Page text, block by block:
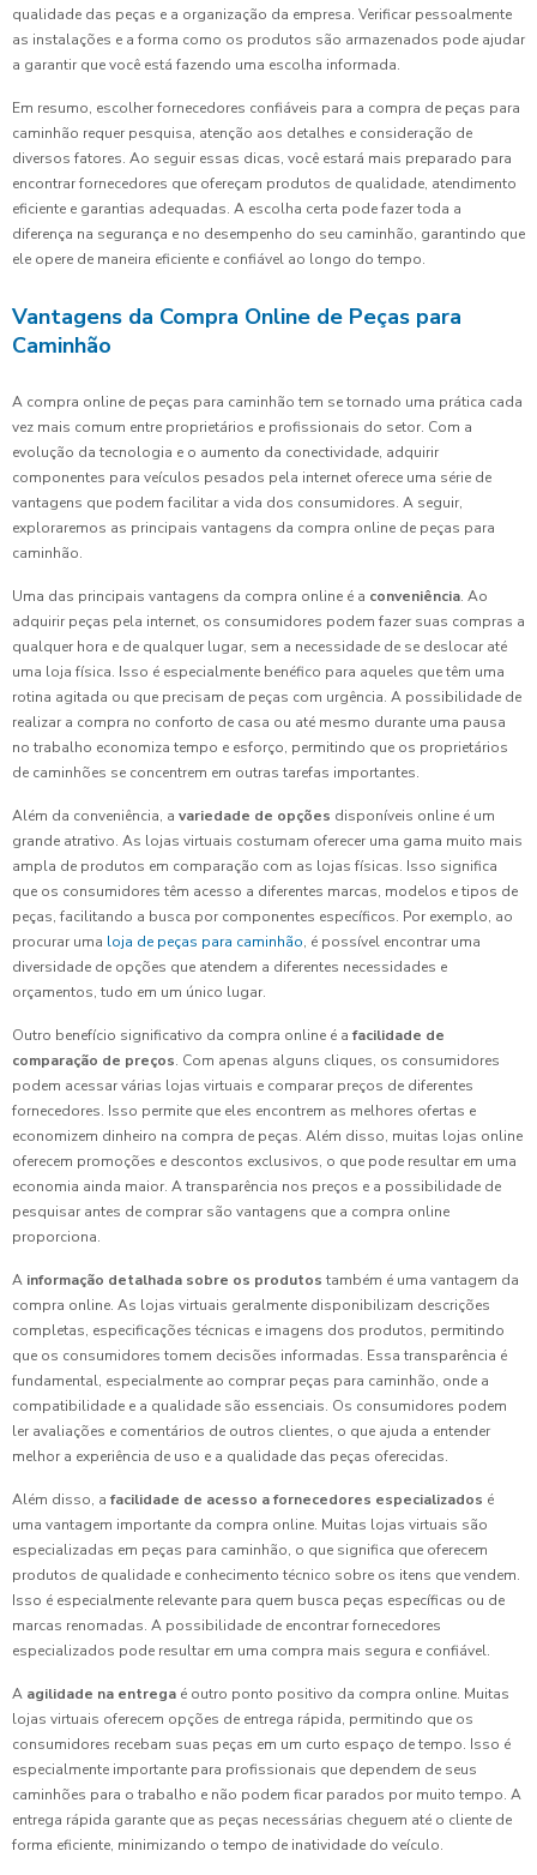
qualidade das peças e a organização da empresa. Verificar pessoalmente
as instalações e a forma como os produtos são armazenados pode ajudar
a garantir que você está fazendo uma escolha informada.
Em resumo, escolher fornecedores confiáveis para a compra de peças para
caminhão requer pesquisa, atenção aos detalhes e consideração de
diversos fatores. Ao seguir essas dicas, você estará mais preparado para
encontrar fornecedores que ofereçam produtos de qualidade, atendimento
eficiente e garantias adequadas. A escolha certa pode fazer toda a
diferença na segurança e no desempenho do seu caminhão, garantindo que
ele opere de maneira eficiente e confiável ao longo do tempo.
Vantagens da Compra Online de Peças para
Caminhão
A compra online de peças para caminhão tem se tornado uma prática cada
vez mais comum entre proprietários e profissionais do setor. Com a
evolução da tecnologia e o aumento da conectividade, adquirir
componentes para veículos pesados pela internet oferece uma série de
vantagens que podem facilitar a vida dos consumidores. A seguir,
exploraremos as principais vantagens da compra online de peças para
caminhão.
Uma das principais vantagens da compra online é a conveniência. Ao
adquirir peças pela internet, os consumidores podem fazer suas compras a
qualquer hora e de qualquer lugar, sem a necessidade de se deslocar até
uma loja física. Isso é especialmente benéfico para aqueles que têm uma
rotina agitada ou que precisam de peças com urgência. A possibilidade de
realizar a compra no conforto de casa ou até mesmo durante uma pausa
no trabalho economiza tempo e esforço, permitindo que os proprietários
de caminhões se concentrem em outras tarefas importantes.
Além da conveniência, a variedade de opções disponíveis online é um
grande atrativo. As lojas virtuais costumam oferecer uma gama muito mais
ampla de produtos em comparação com as lojas físicas. Isso significa
que os consumidores têm acesso a diferentes marcas, modelos e tipos de
peças, facilitando a busca por componentes específicos. Por exemplo, ao
procurar uma loja de peças para caminhão, é possível encontrar uma
diversidade de opções que atendem a diferentes necessidades e
orçamentos, tudo em um único lugar.
Outro benefício significativo da compra online é a facilidade de
comparação de preços. Com apenas alguns cliques, os consumidores
podem acessar várias lojas virtuais e comparar preços de diferentes
fornecedores. Isso permite que eles encontrem as melhores ofertas e
economizem dinheiro na compra de peças. Além disso, muitas lojas online
oferecem promoções e descontos exclusivos, o que pode resultar em uma
economia ainda maior. A transparência nos preços e a possibilidade de
pesquisar antes de comprar são vantagens que a compra online
proporciona.
A informação detalhada sobre os produtos também é uma vantagem da
compra online. As lojas virtuais geralmente disponibilizam descrições
completas, especificações técnicas e imagens dos produtos, permitindo
que os consumidores tomem decisões informadas. Essa transparência é
fundamental, especialmente ao comprar peças para caminhão, onde a
compatibilidade e a qualidade são essenciais. Os consumidores podem
ler avaliações e comentários de outros clientes, o que ajuda a entender
melhor a experiência de uso e a qualidade das peças oferecidas.
Além disso, a facilidade de acesso a fornecedores especializados é
uma vantagem importante da compra online. Muitas lojas virtuais são
especializadas em peças para caminhão, o que significa que oferecem
produtos de qualidade e conhecimento técnico sobre os itens que vendem.
Isso é especialmente relevante para quem busca peças específicas ou de
marcas renomadas. A possibilidade de encontrar fornecedores
especializados pode resultar em uma compra mais segura e confiável.
A agilidade na entrega é outro ponto positivo da compra online. Muitas
lojas virtuais oferecem opções de entrega rápida, permitindo que os
consumidores recebam suas peças em um curto espaço de tempo. Isso é
especialmente importante para profissionais que dependem de seus
caminhões para o trabalho e não podem ficar parados por muito tempo. A
entrega rápida garante que as peças necessárias cheguem até o cliente de
forma eficiente, minimizando o tempo de inatividade do veículo.